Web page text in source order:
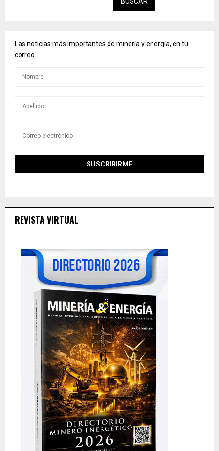
Las noticias más importantes de minería y energía, en tu
correo.
REVISTA VIRTUAL